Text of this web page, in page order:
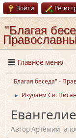
Войти
"Благая
Главное меню
"Благая беседа" -
► Изучаем Св.
Автор Артемий,